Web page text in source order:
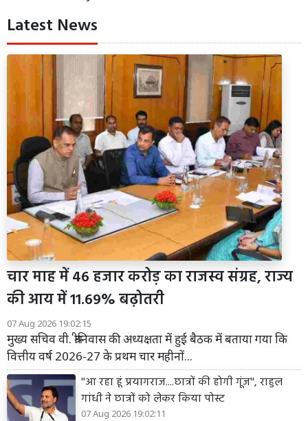
Latest News
चार माह में 46 हजार करोड़ का राजस्व संग्रह, राज्य
की आय में 11.69% बढ़ोतरी
07 Aug 2026 19:02:15
मुख्य सचिव वी. श्रीनिवास की अध्यक्षता में हुई बैठक में बताया गया कि
वित्तीय वर्ष 2026-27 के प्रथम चार महीनों...
''आ रहा हूं प्रयागराज....छात्रों की होगी गूंज'', राहुल
गांधी ने छात्रों को लेकर किया पोस्ट
07 Aug 2026 19:02:11